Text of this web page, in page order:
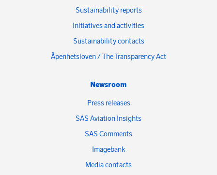
Sustainability reports
Initiatives and activities
Sustainability contacts
Åpenhetsloven / The Transparency Act
Newsroom
Press releases
SAS Aviation Insights
SAS Comments
Imagebank
Media contacts